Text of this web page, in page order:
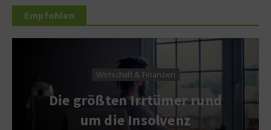
Empfohlen
Wirtschaft & Finanzen
Die größten Irrtümer rund
um die Insolvenz